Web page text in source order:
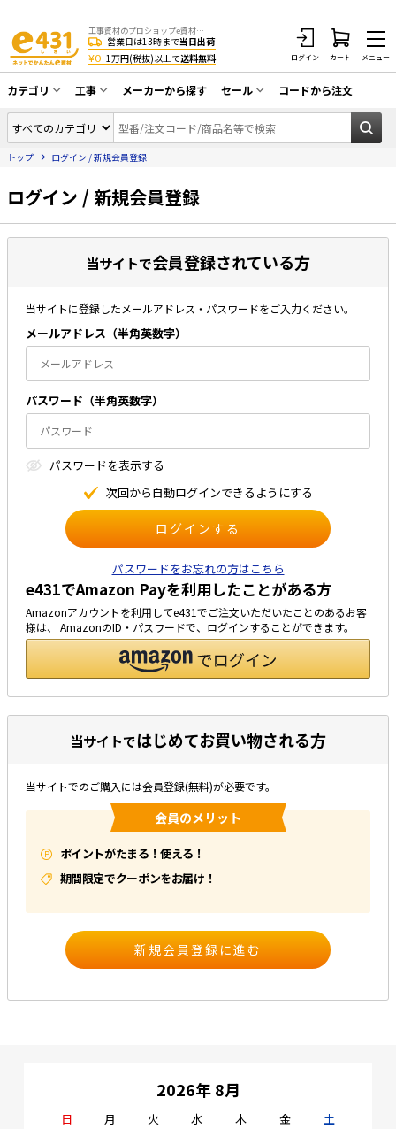
工事資材のプロショップe資材 CATV・アンテナ・防犯・光・LAN・電気・空調工事など
営業日は13時まで当日出荷
¥0 1万円(税抜)以上で送料無料 ログイン カート メニュー
カテゴリ
同軸ケーブル／テレビ用接栓／関連工具
アンテナ・取付金具・ブースター／CATV
配線補助具（モール・結束バンド・テー
プ類 他）
HDMIケーブル・周辺機器／RCAケーブル
光ファイバー・融着接続機関連
LANケーブル・コネクタ・関連資材/機器
ネットワーク機器
エアコン・換気扇・空調資材
太陽光発電ケーブル・コネクタ・関連資
材/機器
電源ケーブル／コネクタ／分電盤／ブレ
照明・照明器具
電源タップ・延長コード
スイッチ・コンセント（配線器具）
PF管/FEP管/CD管/情報線保護管
ボックス・ビニル電線管付属品・引き込
工具関連
その他
e431オリジナル
暑さ対策
販売終了品
工事
CATV・アンテナ工事
光工事・FTTH工事
エアコン・換気扇工事
防犯カメラ工事
LAN配線工事
電気配管工事
メーカーから探す セール
在庫一掃セール
コードから注文
トップ ログイン / 新規会員登録
ログイン / 新規会員登録
当サイトで会員登録されている方
当サイトに登録したメールアドレス・パスワードをご入力ください。
メールアドレス（半⾓英数字）
パスワード（半⾓英数字）
パスワードを表⽰する
次回から⾃動ログインできるようにする
パスワードをお忘れの方はこちら
e431でAmazon Payを利用したことがある方
Amazonアカウントを利用してe431でご注文いただいたことのあるお客
様は、 AmazonのID・パスワードで、ログインすることができます。
当サイトではじめてお買い物される方
当サイトでのご購入には会員登録(無料)が必要です。
会員のメリット
ポイントがたまる！使える！
期間限定でクーポンをお届け！
2026年 8月
日 月 火 水 木 金
土